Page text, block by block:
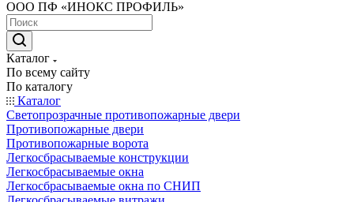
ООО ПФ «ИНОКС ПРОФИЛЬ»
Каталог
По всему сайту
По каталогу
Каталог
Светопрозрачные противопожарные двери
Противопожарные двери
Противопожарные ворота
Легкосбрасываемые конструкции
Легкосбрасываемые окна
Легкосбрасываемые окна по СНИП